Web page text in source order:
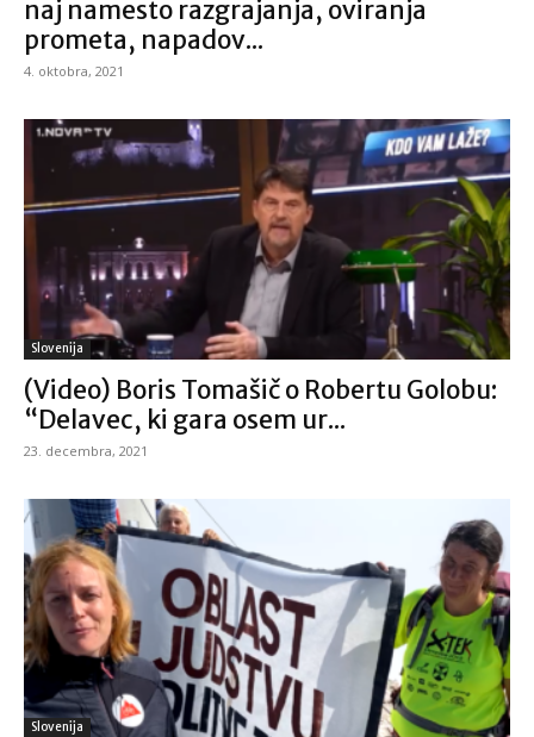
naj namesto razgrajanja, oviranja
prometa, napadov...
4. oktobra, 2021
Slovenija
(Video) Boris Tomašič o Robertu Golobu:
“Delavec, ki gara osem ur...
23. decembra, 2021
Slovenija